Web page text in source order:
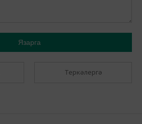
Язарга
Теркәлергә